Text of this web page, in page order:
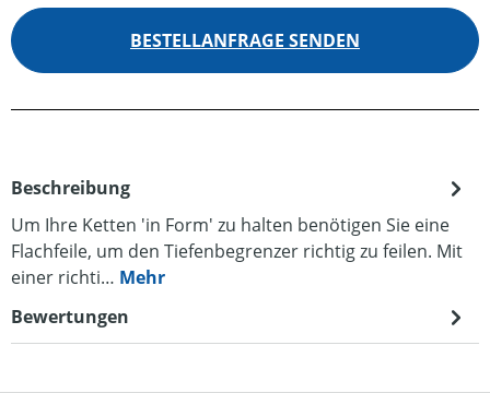
BESTELLANFRAGE SENDEN
Beschreibung
Um Ihre Ketten 'in Form' zu halten benötigen Sie eine
Flachfeile, um den Tiefenbegrenzer richtig zu feilen. Mit
einer richti… Mehr
Bewertungen